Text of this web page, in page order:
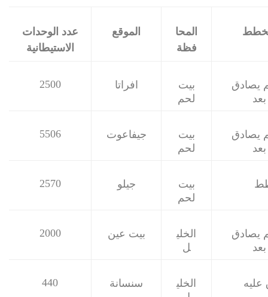
عدد الوحدات
الاستيطانية
الموقع
المحا
فظة
2500 افراتا
بيت
لحم
يصادق
5506 جيفاعوت
بيت
لحم
يصادق
2570 جيلو
بيت
لحم
2000 بيت عين
الخلي
ل
يصادق
440 سنسانة
الخلي